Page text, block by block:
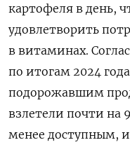
картофеля в день,
удовлетворить
в витаминах.
по итогам 2024
подорожавшим
взлетели почти на
менее доступным,